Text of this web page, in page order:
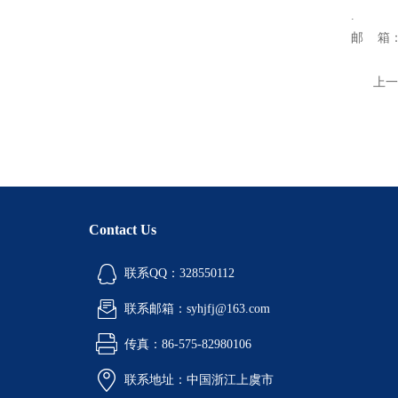
.
邮 箱
上一
Contact Us
联系QQ：328550112
联系邮箱：syhjfj@163.com
传真：86-575-82980106
联系地址：中国浙江上虞市